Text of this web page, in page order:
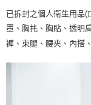
已拆封之個人衛生用品(
罩、胸扥、胸貼、透明
褲、束腿、腰夾、內搭